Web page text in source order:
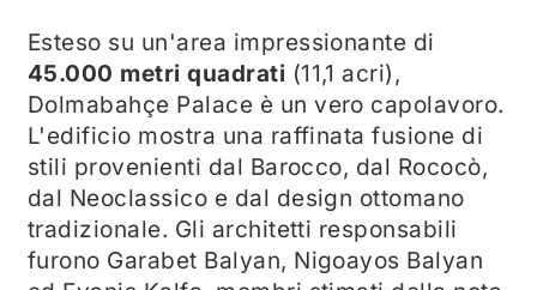
Esteso su un'area impressionante di
45.000 metri quadrati (11,1 acri),
Dolmabahçe Palace è un vero capolavoro.
L'edificio mostra una raffinata fusione di
stili provenienti dal Barocco, dal Rococò,
dal Neoclassico e dal design ottomano
tradizionale. Gli architetti responsabili
furono Garabet Balyan, Nigoayos Balyan